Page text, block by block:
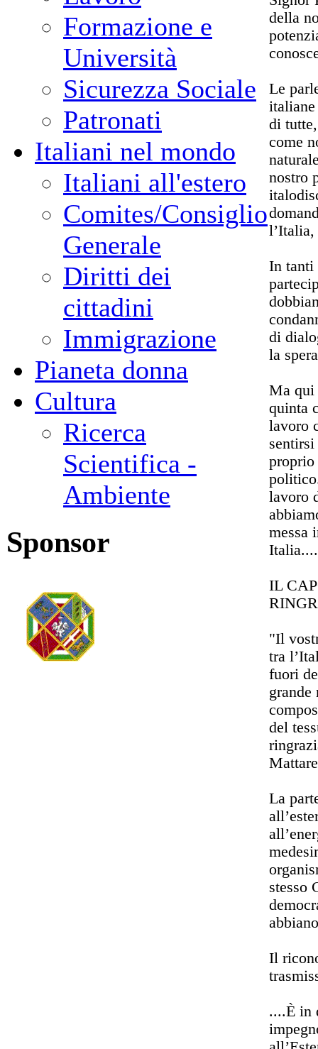
Formazione e
Università
Sicurezza Sociale
Patronati
Italiani nel mondo
Italiani all'estero
Comites/Consiglio
Generale
Diritti dei
cittadini
Immigrazione
Pianeta donna
Cultura
Ricerca
Scientifica -
Ambiente
Sponsor
della
Le
di
come
nostro
In tanti
di
la
Ma qui
quinta
lavoro
lavoro
messa
IL
"Il
tra
fuori
grande
del
La
stesso
Il
....È in